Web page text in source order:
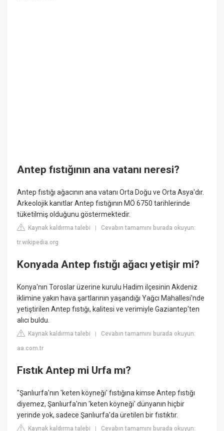
Antep fıstığının ana vatanı neresi?
Antep fıstığı ağacının ana vatanı Orta Doğu ve Orta Asya'dır.
Arkeolojik kanıtlar Antep fıstığının MÖ 6750 tarihlerinde
tüketilmiş olduğunu göstermektedir.
Kaynak kaldırma talebi |Cevabın tamamını burada okuyun:
tr.wikipedia.org
Konyada Antep fıstığı ağacı yetişir mi?
Konya'nın Toroslar üzerine kurulu Hadim ilçesinin Akdeniz
iklimine yakın hava şartlarının yaşandığı Yağcı Mahallesi'nde
yetiştirilen Antep fıstığı, kalitesi ve verimiyle Gaziantep'ten
alıcı buldu.
Kaynak kaldırma talebi |Cevabın tamamını burada okuyun:
aa.com.tr
Fıstık Antep mi Urfa mı?
"Şanlıurfa'nın 'keten köyneği' fıstığına kimse Antep fıstığı
diyemez, Şanlıurfa'nın 'keten köyneği' dünyanın hiçbir
yerinde yok, sadece Şanlıurfa'da üretilen bir fıstıktır.
Kaynak kaldırma talebi |Cevabın tamamını burada okuyun: